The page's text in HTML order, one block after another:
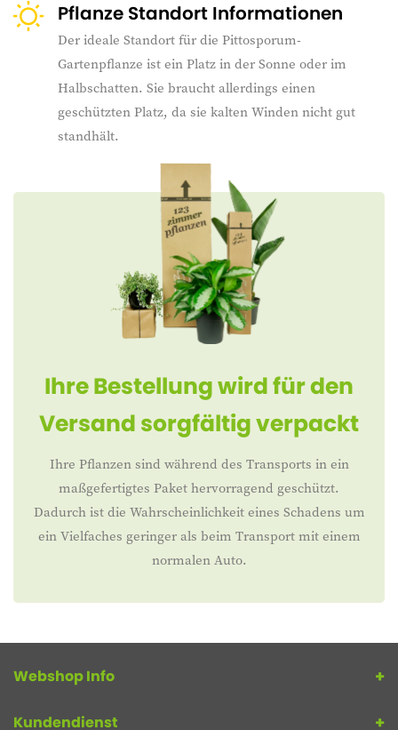
Pflanze Standort Informationen
Der ideale Standort für die Pittosporum-
Gartenpflanze ist ein Platz in der Sonne oder im
Halbschatten. Sie braucht allerdings einen
geschützten Platz, da sie kalten Winden nicht gut
standhält.
Ihre Bestellung wird für den
Versand sorgfältig verpackt
Ihre Pflanzen sind während des Transports in ein
maßgefertigtes Paket hervorragend geschützt.
Dadurch ist die Wahrscheinlichkeit eines Schadens um
ein Vielfaches geringer als beim Transport mit einem
normalen Auto.
Webshop Info
Kundendienst